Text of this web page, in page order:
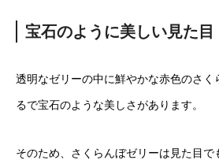
宝石のように美しい見た目
透明なゼリーの中に鮮やかな赤色のさく
るで宝石のような美しさがあります。
そのため、さくらんぼゼリーは見た目で